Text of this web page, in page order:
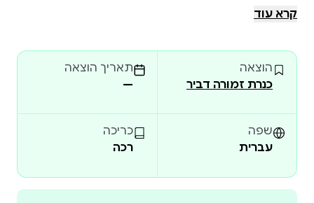
בלט.
קרא עוד
הוצאה
כנרת זמורה דביר
תאריך הוצאה
—
שפה
עברית
כריכה
רכה